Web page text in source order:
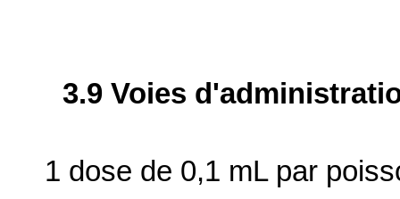
3.9 Voies
1 dose de 0,1 mL par